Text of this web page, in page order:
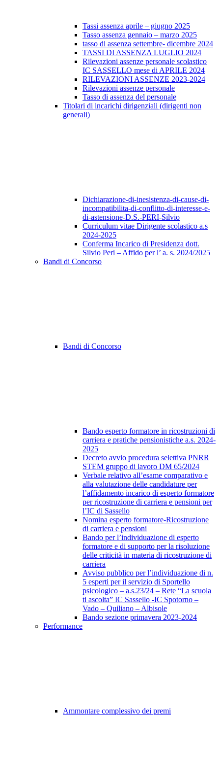
Tassi assenza aprile – giugno 2025
Tasso assenza gennaio – marzo 2025
tasso di assenza settembre- dicembre 2024
TASSI DI ASSENZA LUGLIO 2024
Rilevazioni assenze personale scolastico
IC SASSELLO mese di APRILE 2024
RILEVAZIONI ASSENZE 2023-2024
Rilevazioni assenze personale
Tasso di assenza del personale
Titolari di incarichi dirigenziali (dirigenti non
generali)
Dichiarazione-di-inesistenza-di-cause-di-
incompatibilita-di-conflitto-di-interesse-e-
di-astensione-D.S.-PERI-Silvio
Curriculum vitae Dirigente scolastico a.s
2024-2025
Conferma Incarico di Presidenza dott.
Silvio Peri – Affido per l’ a. s. 2024/2025
Bandi di Concorso
Bandi di Concorso
Bando esperto formatore in ricostruzioni di
carriera e pratiche pensionistiche a.s. 2024-
2025
Decreto avvio procedura selettiva PNRR
STEM gruppo di lavoro DM 65/2024
Verbale relativo all’esame comparativo e
alla valutazione delle candidature per
l’affidamento incarico di esperto formatore
per ricostruzione di carriera e pensioni per
l’IC di Sassello
Nomina esperto formatore-Ricostruzione
di carriera e pensioni
Bando per l’individuazione di esperto
formatore e di supporto per la risoluzione
delle criticità in materia di ricostruzione di
carriera
Avviso pubblico per l’individuazione di n.
5 esperti per il servizio di Sportello
psicologico – a.s.23/24 – Rete “La scuola
ti ascolta” IC Sassello -IC Spotorno –
Vado – Quiliano – Albisole
Bando sezione primavera 2023-2024
Performance
Ammontare complessivo dei premi